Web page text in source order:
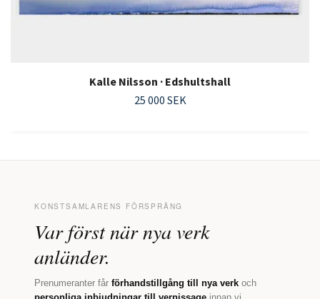
Kalle Nilsson · Edshultshall
25 000 SEK
KONSTSAMLARENS FÖRSPRÅNG
Var först när nya verk
anländer.
Prenumeranter får förhandstillgång till nya verk och